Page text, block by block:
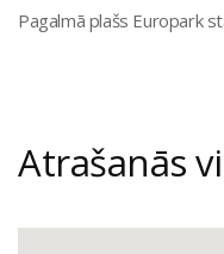
Pagalmā plašs Europark
Atrašanās